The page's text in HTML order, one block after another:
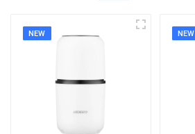
NEW NEW